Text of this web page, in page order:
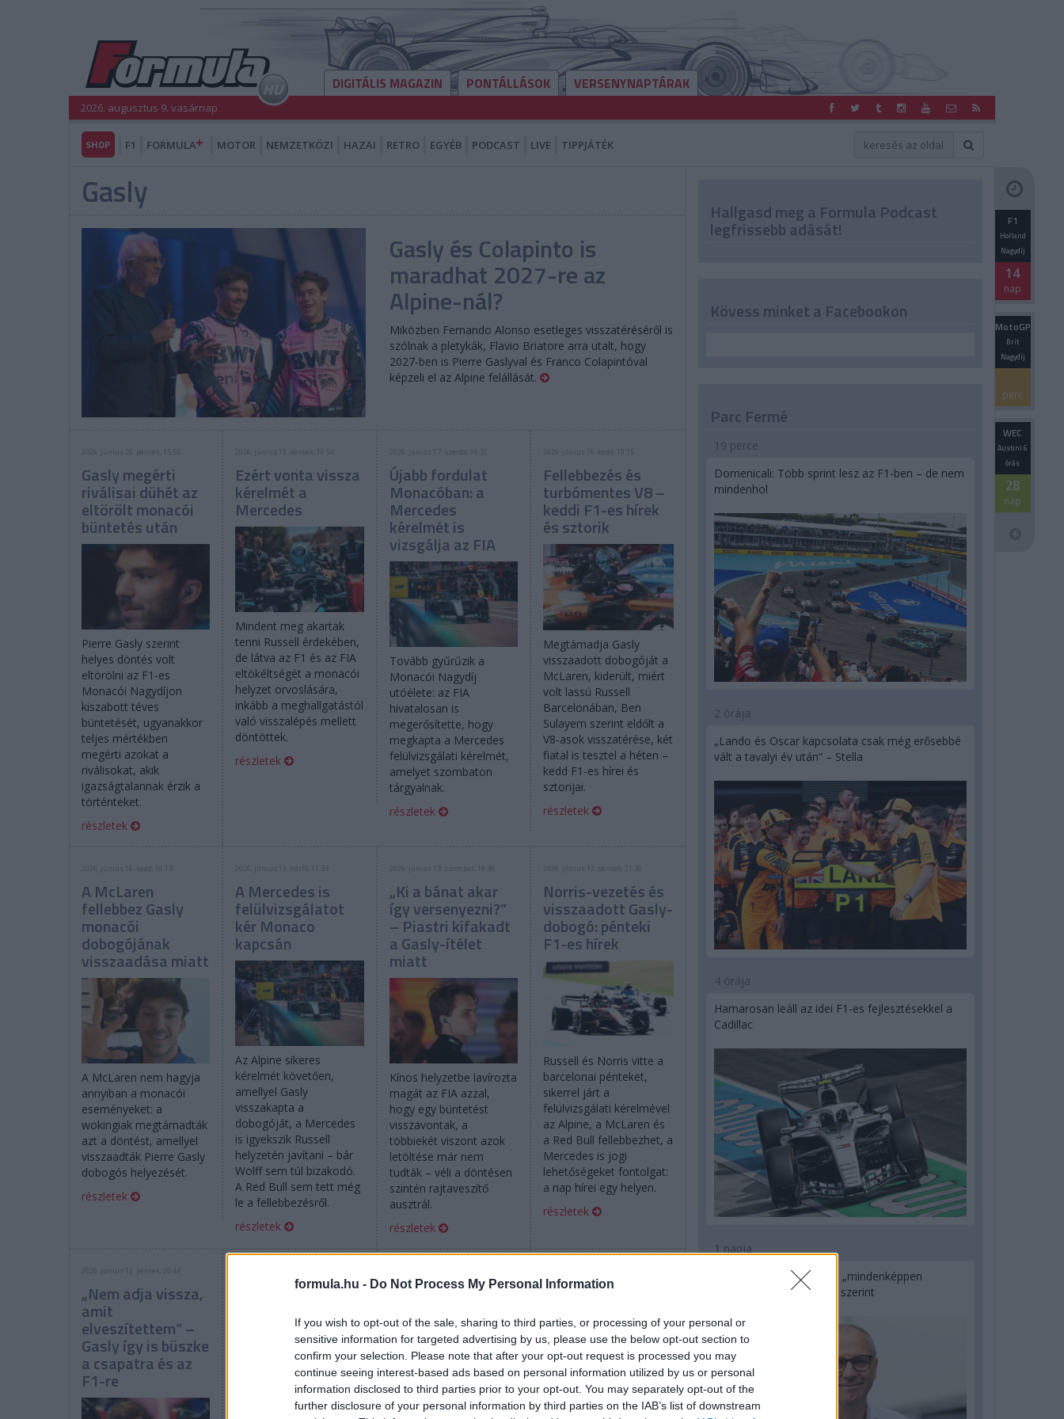
formula.hu - Do Not Process My Personal Information
If you wish to opt-out of the sale, sharing to third parties, or processing of your personal or
sensitive information for targeted advertising by us, please use the below opt-out section to
confirm your selection. Please note that after your opt-out request is processed you may
continue seeing interest-based ads based on personal information utilized by us or personal
information disclosed to third parties prior to your opt-out. You may separately opt-out of the
further disclosure of your personal information by third parties on the IAB’s list of downstream
DIGITÁLIS MAGAZIN PONTÁLLÁSOK VERSENYNAPTÁRAK
2026. augusztus 9. vasárnap
SHOP F1 FORMULA MOTOR NEMZETKÖZI HAZAI RETRO EGYÉB PODCAST LIVE TIPPJÁTÉK
Gasly
Gasly és Colapinto is
maradhat 2027-re az
Alpine-nál?
Miközben Fernando Alonso esetleges visszatéréséről is
szólnak a pletykák, Flavio Briatore arra utalt, hogy
2027-ben is Pierre Gaslyval és Franco Colapintóval
képzeli el az Alpine felállását.
2026. június 26. péntek, 15:55
Gasly megérti
riválisai dühét az
eltörölt monacói
büntetés után
Pierre Gasly szerint
helyes döntés volt
eltörölni az F1-es
Monacói Nagydíjon
kiszabott téves
büntetését, ugyanakkor
teljes mértékben
megérti azokat a
riválisokat, akik
igazságtalannak érzik a
történteket.
részletek
2026. június 19. péntek, 10:54
Ezért vonta vissza
kérelmét a
Mercedes
Mindent meg akartak
tenni Russell érdekében,
de látva az F1 és az FIA
eltökéltségét a monacói
helyzet orvoslására,
inkább a meghallgatástól
való visszalépés mellett
döntöttek.
részletek
2026. június 17. szerda, 16:32
Újabb fordulat
Monacóban: a
Mercedes
kérelmét is
vizsgálja az FIA
Tovább gyűrűzik a
Monacói Nagydíj
utóélete: az FIA
hivatalosan is
megerősítette, hogy
megkapta a Mercedes
felülvizsgálati kérelmét,
amelyet szombaton
tárgyalnak.
részletek
Fellebbezés és
turbómentes V8 –
keddi F1-es hírek
és sztorik
Megtámadja Gasly
visszaadott dobogóját a
McLaren, kiderült, miért
volt lassú Russell
Barcelonában, Ben
Sulayem szerint eldőlt a
V8-asok visszatérése, két
fiatal is tesztel a héten –
kedd F1-es hírei és
sztorijai.
részletek
A McLaren
fellebbez Gasly
monacói
dobogójának
visszaadása miatt
A McLaren nem hagyja
annyiban a monacói
eseményeket: a
wokingiak megtámadták
azt a döntést, amellyel
visszaadták Pierre Gasly
dobogós helyezését.
részletek
2026. június 15. hétfő, 11:33
A Mercedes is
felülvizsgálatot
kér Monaco
kapcsán
Az Alpine sikeres
kérelmét követően,
amellyel Gasly
visszakapta a
dobogóját, a Mercedes
is igyekszik Russell
helyzetén javítani – bár
Wolff sem túl bizakodó.
A Red Bull sem tett még
le a fellebbezésről.
részletek
2026. június 13. szombat, 18:38
„Ki a bánat akar
így versenyezni?”
– Piastri kifakadt
a Gasly-ítélet
miatt
Kínos helyzetbe lavírozta
magát az FIA azzal,
hogy egy büntetést
visszavontak, a
többiekét viszont azok
letöltése már nem
tudták – véli a döntésen
szintén rajtaveszítő
ausztrál.
részletek
2026. június 12. péntek, 21:36
Norris-vezetés és
visszaadott Gasly-
dobogó: pénteki
F1-es hírek
Russell és Norris vitte a
barcelonai pénteket,
sikerrel járt a
felülvizsgálati kérelmével
az Alpine, a McLaren és
a Red Bull fellebbezhet, a
Mercedes is jogi
lehetőségeket fontolgat:
a nap hírei egy helyen.
részletek
2026. június 12. péntek, 20:44
„Nem adja vissza,
amit
elveszítettem” –
Gasly így is büszke
a csapatra és az
F1-re
Vizsgálja a jogi
ítélet után a
Mercedes
Miért kapta vissza
dobogót?
Még nincs vége:
Gasly-ítélet ellen
Hallgasd meg a Formula Podcast
legfrissebb adását! F1
Holland
Nagydíj
14
nap
MotoGP
Brit
Nagydíj
perc
WEC
Austini 6
órás
28
nap
Kövess minket a Facebookon
Parc Fermé
19 perce
Domenicali: Több sprint lesz az F1-ben – de nem
mindenhol
2 órája
„Lando és Oscar kapcsolata csak még erősebbé
vált a tavalyi év után” – Stella
4 órája
Hamarosan leáll az idei F1-es fejlesztésekkel a
Cadillac
1 napja
Az F1-es Német Nagydíj „mindenképpen
megvalósul” Domenicali szerint